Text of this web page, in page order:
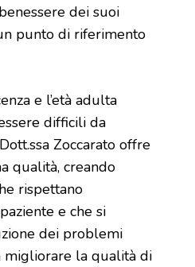
dei suoi
punto di riferimento
e l’età adulta
difficili da
Zoccarato offre
qualità, creando
rispettano
e che si
dei problemi
migliorare la qualità di